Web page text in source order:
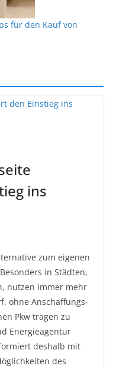
für den Kauf von
ins
zum eigenen
in Städten,
nutzen immer mehr
ohne Anschaffungs-
Pkw tragen zu
Energieagentur
deshalb mit
des